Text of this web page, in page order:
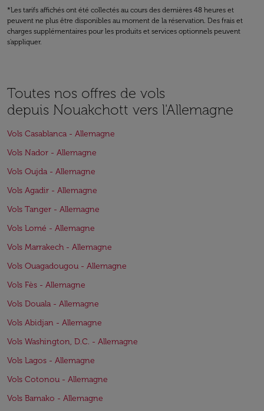
*Les tarifs affichés ont été collectés au cours des dernières 48 heures et
peuvent ne plus être disponibles au moment de la réservation. Des frais et
charges supplémentaires pour les produits et services optionnels peuvent
s'appliquer.
Toutes nos offres de vols
depuis Nouakchott vers l'Allemagne
Vols Casablanca - Allemagne
Vols Nador - Allemagne
Vols Oujda - Allemagne
Vols Agadir - Allemagne
Vols Tanger - Allemagne
Vols Lomé - Allemagne
Vols Marrakech - Allemagne
Vols Ouagadougou - Allemagne
Vols Fès - Allemagne
Vols Douala - Allemagne
Vols Abidjan - Allemagne
Vols Washington, D.C. - Allemagne
Vols Lagos - Allemagne
Vols Cotonou - Allemagne
Vols Bamako - Allemagne